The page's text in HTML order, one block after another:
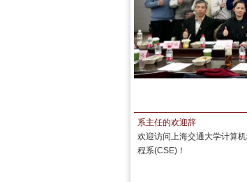
系主任的欢迎辞
欢迎访问上海交通大学计算
程系(CSE)！